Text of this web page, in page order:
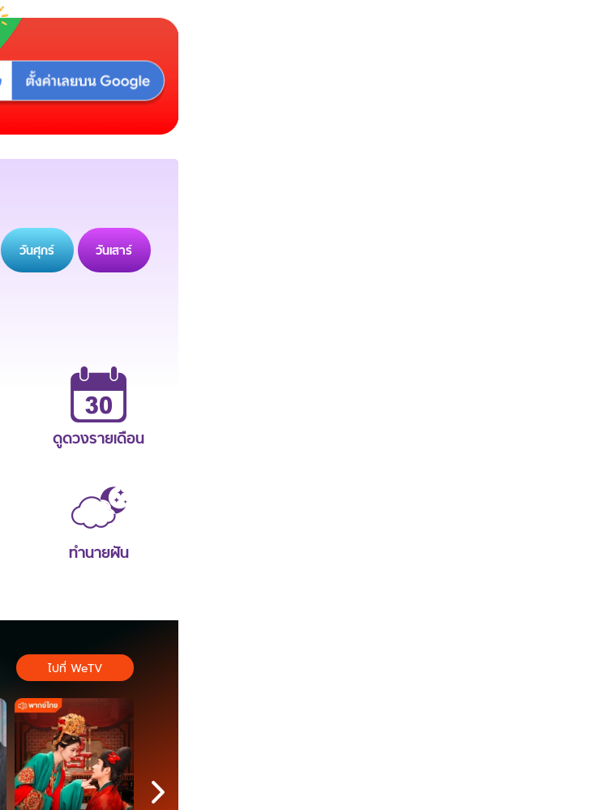
วันศุกร์ วันเสาร์
ดูดวงรายเดือน
ทำนายฝัน
ไปที่ WeTV